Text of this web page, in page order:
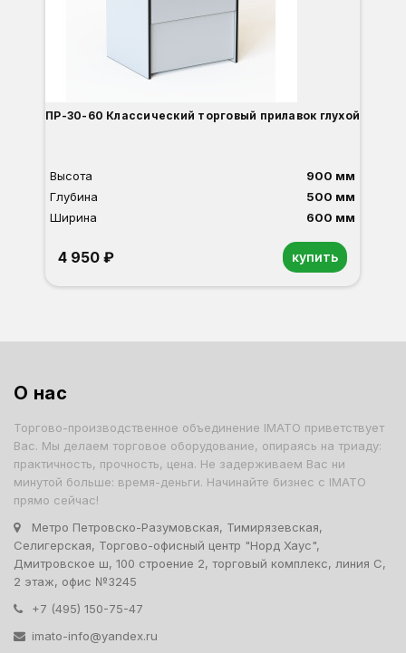
ПР-30-60 Классический торговый прилавок глухой
Высота
900 мм
Глубина
500 мм
Ширина
600 мм
4 950 ₽ купить
О нас
Торгово-производственное объединение IMATO приветствует
Вас. Мы делаем торговое оборудование, опираясь на триаду:
практичность, прочность, цена. Не задерживаем Вас ни
минутой больше: время-деньги. Начинайте бизнес с IMATO
прямо сейчас!
Метро Петровско-Разумовская, Тимирязевская,
Селигерская, Торгово-офисный центр "Норд Хаус",
Дмитровское ш, 100 строение 2, торговый комплекс, линия С,
2 этаж, офис №3245
+7 (495) 150-75-47
imato-info@yandex.ru